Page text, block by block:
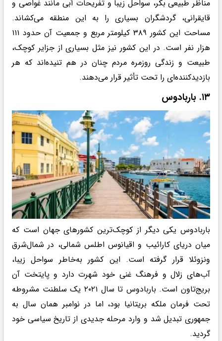
مناظر طبیعی بکر، سواحل زیبا و تفریحات آبی مانند غواصی و
قایقرانی، گردشگران بسیاری را به این منطقه می‌کشاند.
مساحت این کشور ۳۸۹ کیلومتر مربع و جمعیت آن حدود ۱۱۱
هزار نفر است. در این کشور نیز مثل بسیاری از جزایر کوچک،
طبیعت و زندگی روزمره مردم چنان در هم تنیده‌اند که هر
بازدیدکننده‌ای را تحت تأثیر قرار می‌دهند.
۱۳. باربادوس
باربادوس یکی دیگر از کوچک‌ترین کشورهای جهان است که
میان دریای کارائیب و اقیانوس اطلس شمالی، در شمال‌شرق
ونزوئلا قرار گرفته است. این کشور به‌خاطر سواحل زیبا،
آب‌های زلال و فرهنگ غنی‌ خود شهرت دارد و پایتخت آن
بریج‌تاون است. باربادوس تا سال ۲۰۲۱ یک سلطنت مشروطه
تحت فرمان ملکه بریتانیا بود، اما در نوامبر همان سال به
جمهوری تبدیل شد و وارد مرحله جدیدی از تاریخ سیاسی خود
گردید.